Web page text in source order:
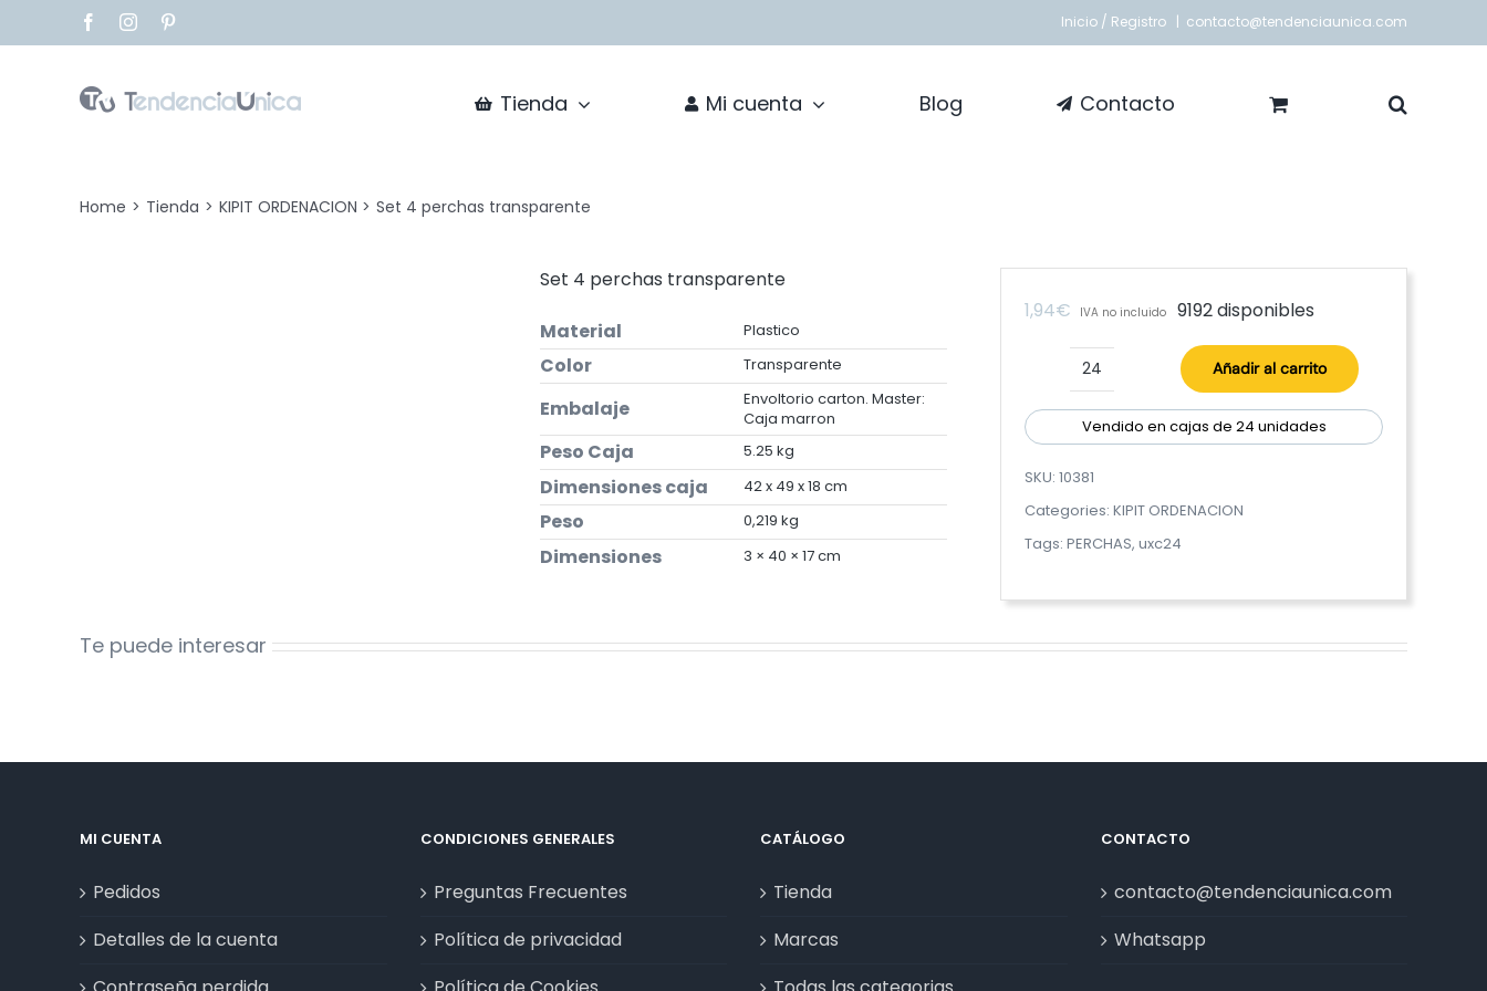
FacebookInstagram Inicio / Registro | contacto@tendenciaunica.com
Tienda Mi cuenta Blog Contacto
Home Tienda KIPIT ORDENACION Set 4 perchas transparente
Set 4 perchas transparente
Material Plastico
Color Transparente
Embalaje
Envoltorio carton. Master:
Caja marron
Peso Caja 5.25 kg
Dimensiones caja 42 x 49 x 18 cm
Peso 0,219 kg
Dimensiones 3 × 40 × 17 cm
1,94€ IVA no incluido 9192 disponibles
Set
4
perchas
transparente
cantidad
Añadir al carrito
Vendido en cajas de 24 unidades
SKU: 10381
Categories: KIPIT ORDENACION
Tags: PERCHAS, uxc24
Te puede interesar
MI CUENTA
Pedidos
Detalles de la cuenta
CONDICIONES GENERALES
Preguntas Frecuentes
Política de privacidad
CATÁLOGO
Tienda
Marcas
CONTACTO
contacto@tendenciaunica.com
Whatsapp